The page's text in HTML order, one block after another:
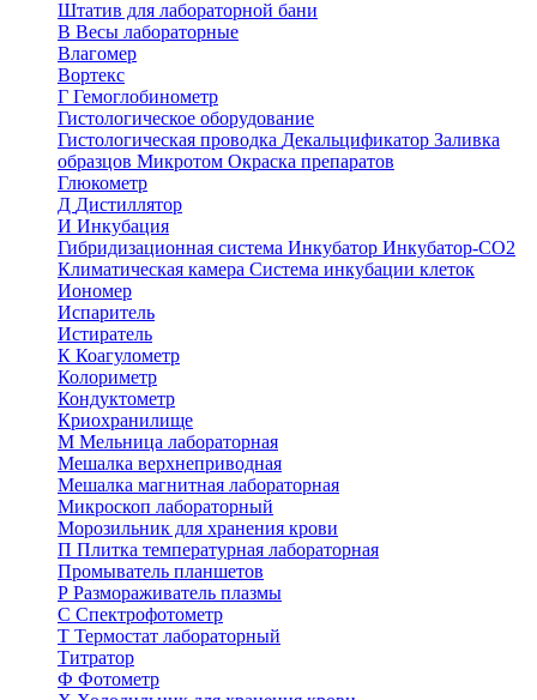
Штатив для лабораторной бани
В Весы лабораторные
Влагомер
Вортекс
Г Гемоглобинометр
Гистологическое оборудование
Гистологическая проводка Декальцификатор Заливка
образцов Микротом Окраска препаратов
Глюкометр
Д Дистиллятор
И Инкубация
Гибридизационная система Инкубатор Инкубатор-СО2
Климатическая камера Система инкубации клеток
Иономер
Испаритель
Истиратель
К Коагулометр
Колориметр
Кондуктометр
Криохранилище
М Мельница лабораторная
Мешалка верхнеприводная
Мешалка магнитная лабораторная
Микроскоп лабораторный
Морозильник для хранения крови
П Плитка температурная лабораторная
Промыватель планшетов
Р Размораживатель плазмы
С Спектрофотометр
Т Термостат лабораторный
Титратор
Ф Фотометр